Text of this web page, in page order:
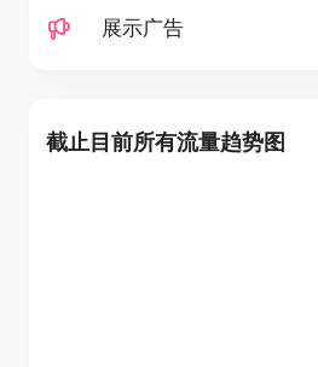
展示广告
截止目前所有流量趋势图